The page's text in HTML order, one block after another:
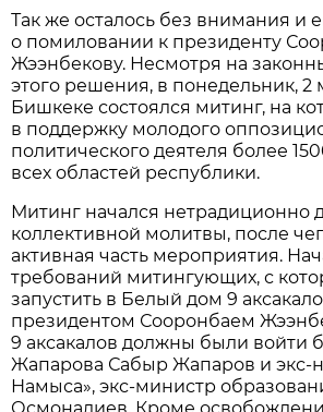
Так же осталось без внимания и
о помиловании к президенту
Жээнбекову. Несмотря на
этого решения, в понедельник, 2
Бишкеке состоялся митинг, на
в поддержку молодого
политического деятеля более
всех областей республики.
Митинг начался нетрадиционно
коллективной молитвы, после
активная часть мероприятия.
требований митингующих, с
запустить в Белый дом 9
президентом Сооронбаем
9 аксакалов должны были войти
Жапарова Сабыр Жапаров и экс-
Намыса», экс-министр